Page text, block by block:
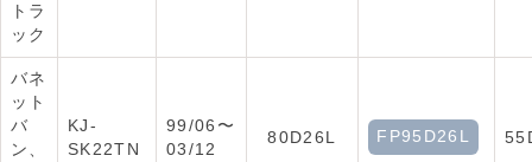
トラ
ック
バネ
ット
バ
ン、
KJ-
SK22TN
99/06〜
03/12
80D26L FP95D26L